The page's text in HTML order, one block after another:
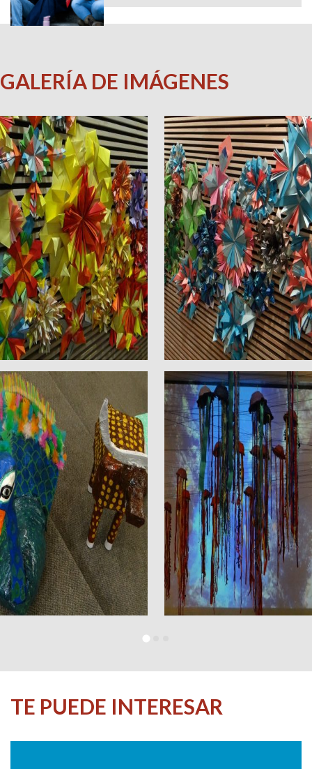
GALERÍA DE IMÁGENES
TE PUEDE INTERESAR